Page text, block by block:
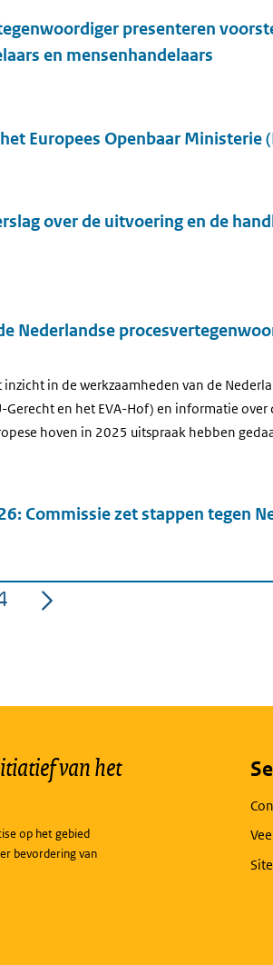
presenteren
en mensenhandelaars
Europees Openbaar Ministerie
over de uitvoering en de
Nederlandse
in de werkzaamheden van de
Gerecht en het EVA-Hof) en informatie
hoven in 2025 uitspraak hebben
Commissie zet stappen tegen
van het
op het gebied
bevordering van